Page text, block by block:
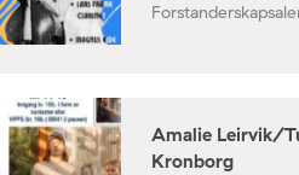
Amalie Leirvik/
Kronborg